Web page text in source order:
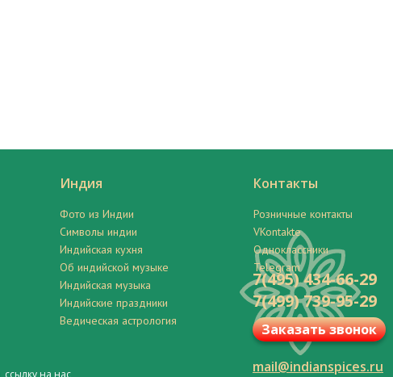
Индия
Фото из Индии
Символы индии
Индийская кухня
Об индийской музыке
Индийская музыка
Индийские праздники
Ведическая астрология
Контакты
Розничные контакты
VKontakte
Одноклассники
Telegram
ссылку на нас
7(495) 434-66-29
7(499) 739-95-29
Заказать звонок
mail@indianspices.ru